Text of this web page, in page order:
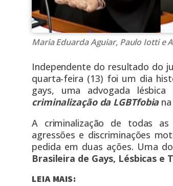
Maria Eduarda Aguiar, Paulo Iotti e
Independente do resultado do
quarta-feira (13) foi um dia
gays, uma advogada
criminalizaçãoda LGBTfobiana
A criminalização de todas
agressões e discriminações
pedida em duas ações. Uma do
Brasileira de Gays, Lésbicas e
LEIA MAIS: